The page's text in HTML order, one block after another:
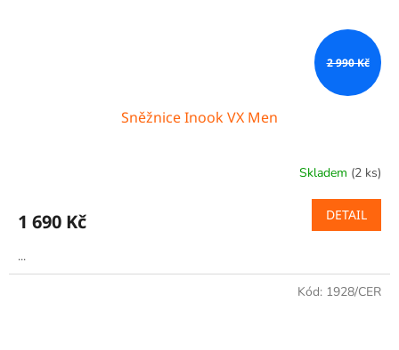
2 990 Kč
Sněžnice Inook VX Men
Skladem (2 ks)
1 690 Kč DETAIL
...
Kód: 1928/CER